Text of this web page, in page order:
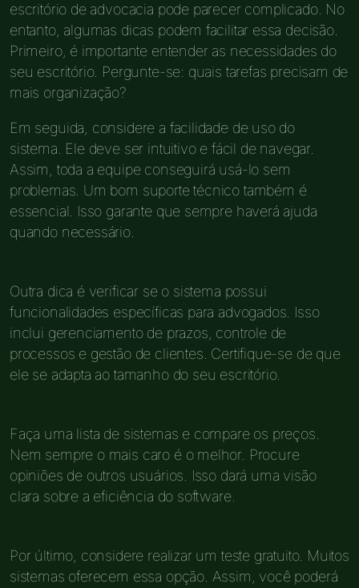
escritório de advocacia pode parecer complicado. No
entanto, algumas dicas podem facilitar essa decisão.
Primeiro, é importante entender as necessidades do
seu escritório. Pergunte-se: quais tarefas precisam de
mais organização?
Em seguida, considere a facilidade de uso do
sistema. Ele deve ser intuitivo e fácil de navegar.
Assim, toda a equipe conseguirá usá-lo sem
problemas. Um bom suporte técnico também é
essencial. Isso garante que sempre haverá ajuda
quando necessário.
Outra dica é verificar se o sistema possui
funcionalidades específicas para advogados. Isso
inclui gerenciamento de prazos, controle de
processos e gestão de clientes. Certifique-se de que
ele se adapta ao tamanho do seu escritório.
Faça uma lista de sistemas e compare os preços.
Nem sempre o mais caro é o melhor. Procure
opiniões de outros usuários. Isso dará uma visão
clara sobre a eficiência do software.
Por último, considere realizar um teste gratuito. Muitos
sistemas oferecem essa opção. Assim, você poderá